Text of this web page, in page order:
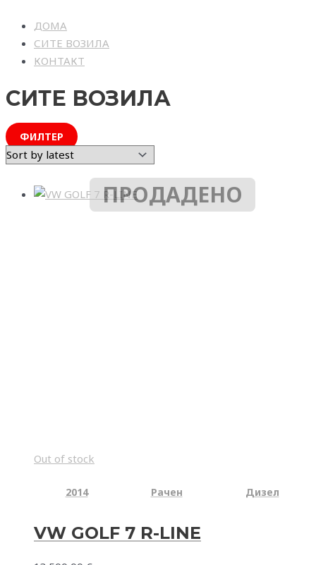
ДОМА
СИТЕ ВОЗИЛА
КОНТАКТ
СИТЕ ВОЗИЛА
ФИЛТЕР
ПРОДАДЕНО
Out of stock
2014 Рачен Дизел
VW GOLF 7 R-LINE